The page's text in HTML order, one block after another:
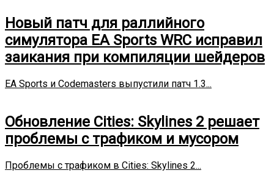
Новый патч для раллийного
симулятора EA Sports WRC исправил
заикания при компиляции шейдеров
EA Sports и Codemasters выпустили патч 1.3...
Обновление Cities: Skylines 2 решает
проблемы с трафиком и мусором
Проблемы с трафиком в Cities: Skylines 2...